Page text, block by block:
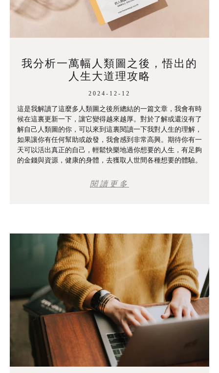
我分析一萬幅人類圖之後，悟出的
人生大道理攻略
2024-12-12
這是我解讀了這麼多人類圖之後所總結的一篇文章，我會有時
候在這裏更新一下，讓它變得越來越厚。對於了解或還沒有了
解自己人類圖的你，可以來到這裏閱讀一下我對人生的理解，
如果讓你有任何幫助或啟發，我會感到非常高興。期待你有一
天可以活出真正的自己，輕鬆快樂地過你想要的人生，有足夠
的金錢與資源，健康的身體，去獲取人世間各種想要的體驗。
閱讀更多